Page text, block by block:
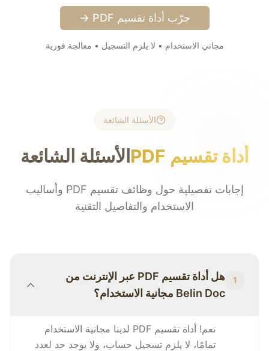
جرّب أداة تقسيم PDF →
مجاني الاستخدام • لا يلزم التسجيل • معالجة فورية
الأسئلة الشائعة
أداة تقسيم PDF الأسئلة الشائعة
إجابات تفصيلية حول وظائف تقسيم PDF وأساليب
الاستخدام والتفاصيل التقنية
1
هل أداة تقسيم PDF عبر الإنترنت من
Belin Doc مجانية الاستخدام؟
نعم! أداة تقسيم PDF لدينا مجانية الاستخدام
تمامًا، لا يلزم تسجيل حساب، ولا يوجد حد لعدد